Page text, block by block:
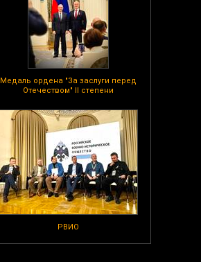
Медаль ордена "За заслуги перед
Отечеством" II степени
РВИО